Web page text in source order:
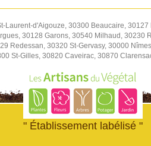
Laurent-d'Aigouze, 30300 Beaucaire,
30128 Garons, 30540 Milhaud,
Redessan, 30320 St-Gervasy, 30000
St-Gilles, 30820 Caveirac, 30870
" Établissement labélisé "